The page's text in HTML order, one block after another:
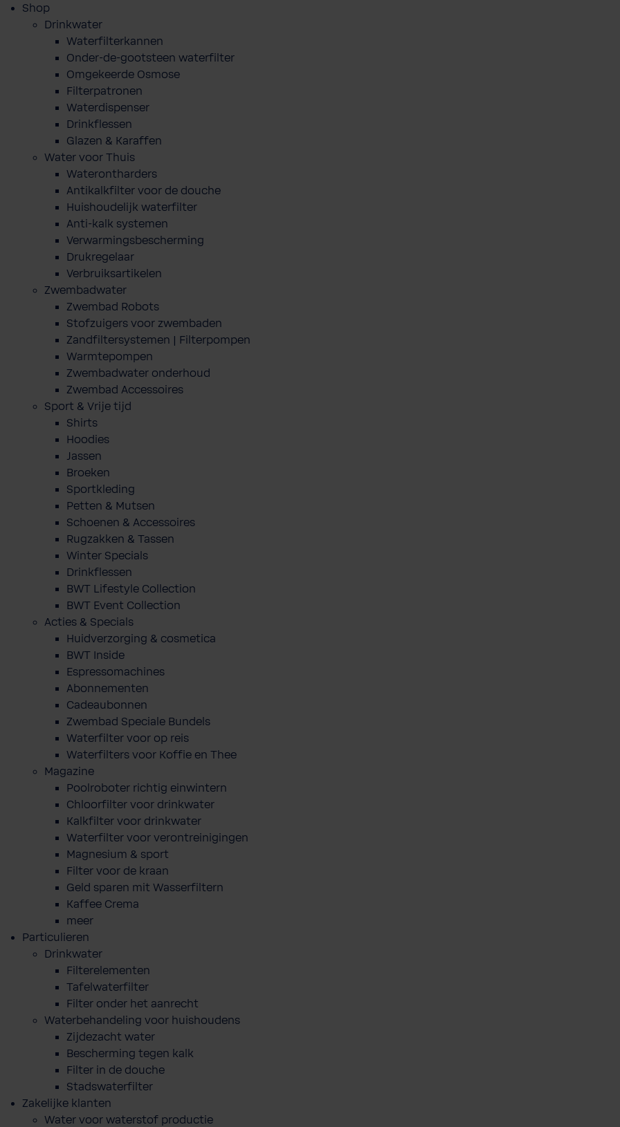
Shop
Drinkwater
Waterfilterkannen
Onder-de-gootsteen waterfilter
Omgekeerde Osmose
Filterpatronen
Waterdispenser
Drinkflessen
Glazen & Karaffen
Water voor Thuis
Waterontharders
Antikalkfilter voor de douche
Huishoudelijk waterfilter
Anti-kalk systemen
Verwarmingsbescherming
Drukregelaar
Verbruiksartikelen
Zwembadwater
Zwembad Robots
Stofzuigers voor zwembaden
Zandfiltersystemen | Filterpompen
Warmtepompen
Zwembadwater onderhoud
Zwembad Accessoires
Sport & Vrije tijd
Shirts
Hoodies
Jassen
Broeken
Sportkleding
Petten & Mutsen
Schoenen & Accessoires
Rugzakken & Tassen
Winter Specials
Drinkflessen
BWT Lifestyle Collection
BWT Event Collection
Acties & Specials
Huidverzorging & cosmetica
BWT Inside
Espressomachines
Abonnementen
Cadeaubonnen
Zwembad Speciale Bundels
Waterfilter voor op reis
Waterfilters voor Koffie en Thee
Magazine
Poolroboter richtig einwintern
Chloorfilter voor drinkwater
Kalkfilter voor drinkwater
Waterfilter voor verontreinigingen
Magnesium & sport
Filter voor de kraan
Geld sparen mit Wasserfiltern
Kaffee Crema
meer
Particulieren
Drinkwater
Filterelementen
Tafelwaterfilter
Filter onder het aanrecht
Waterbehandeling voor huishoudens
Zijdezacht water
Bescherming tegen kalk
Filter in de douche
Stadswaterfilter
Zakelijke klanten
Water voor waterstof productie